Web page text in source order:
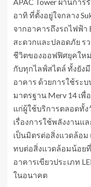
อาทิ ที่ตั้งอยู่ใจกลาง
จากอาคารถึงรถไฟฟ้า
สะดวกและปลอดภัย ร
ชีวิตของออฟฟิศยุคให
กับทุกไลฟ์สไตล์ ทั้งยัง
อาคาร ด้วยการใช้ระ
มาตรฐาน Merv 14 เ
แก่ผู้ใช้บริการตลอดทั้ง
เรื่องการใช้พลังงานแ
เป็นมิตรต่อสิ่งแวดล้อม
ทบต่อสิ่งแวดล้อมน้อย
อาคารเขียวประเภท
ในอนาคต